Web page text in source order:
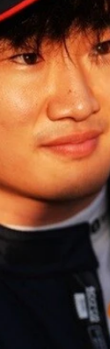
ンを獲って
結果に終わ
ペインGP以